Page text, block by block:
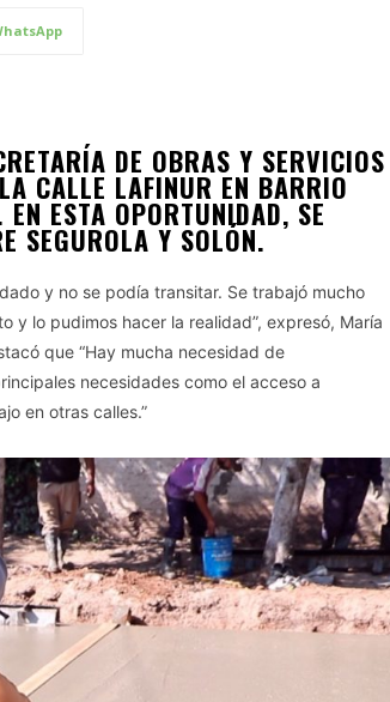
DE OBRAS Y SERVICIOS
CALLE LAFINUR EN BARRIO
ESTA OPORTUNIDAD, SE
SEGUROLA Y SOLÓN.
y no se podía transitar. Se trabajó mucho
lo pudimos hacer la realidad”, expresó, María
que “Hay mucha necesidad de
necesidades como el acceso a
en otras calles.”